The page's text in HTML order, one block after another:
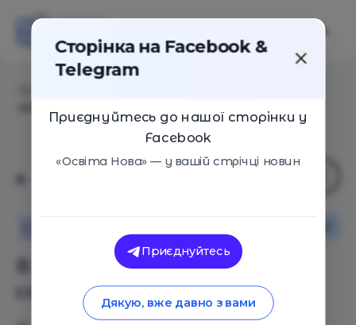
В Киеве открыли первую
смарт-школу в стране
Сторінка на Facebook &
Telegram
Приєднуйтесь до нашої сторінки у
Facebook
«Освіта Нова» — у вашій стрічці новин
Приєднуйтесь
Дякую, вже давно з вами